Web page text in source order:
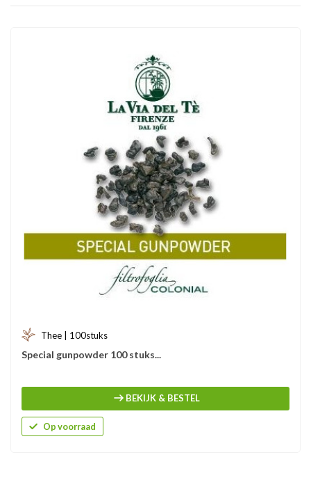
Thee | 100stuks
Special gunpowder 100 stuks...
BEKIJK & BESTEL
Op voorraad